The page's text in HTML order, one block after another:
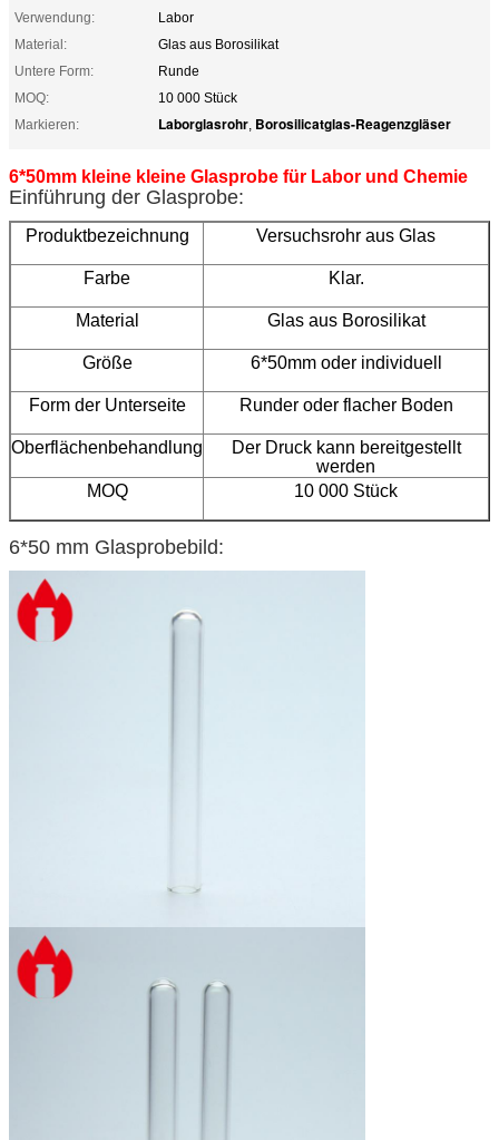
Verwendung:
Labor
Material:
Glas aus Borosilikat
Untere Form:
Runde
MOQ:
10 000 Stück
Markieren:
Laborglasrohr, Borosilicatglas-Reagenzgläser
6*50mm kleine kleine Glasprobe für Labor und Chemie
Einführung der Glasprobe:
Produktbezeichnung Versuchsrohr aus Glas
Farbe Klar.
Material Glas aus Borosilikat
Größe 6*50mm oder individuell
Form der Unterseite Runder oder flacher Boden
Oberflächenbehandlung
Der Druck kann bereitgestellt
werden
MOQ
10 000 Stück
6*50 mm Glasprobebild: